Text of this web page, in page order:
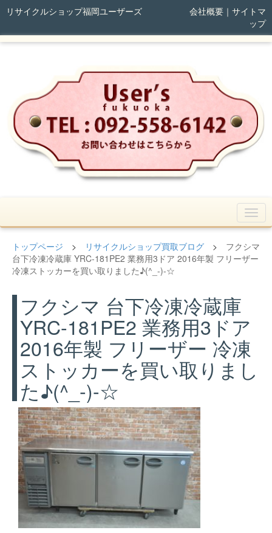
リサイクルショップ福岡ユーザーズ 会社概要｜ サイトマ
ップ
トップページ > リサイクルショップ買取ブログ > フクシマ
台下冷凍冷蔵庫 YRC-181PE2 業務用3ドア 2016年製 フリーザー
冷凍ストッカーを買い取りました♪(^_-)-☆
フクシマ 台下冷凍冷蔵庫
YRC-181PE2 業務用3ドア
2016年製 フリーザー 冷凍
ストッカーを買い取りまし
た♪(^_-)-☆